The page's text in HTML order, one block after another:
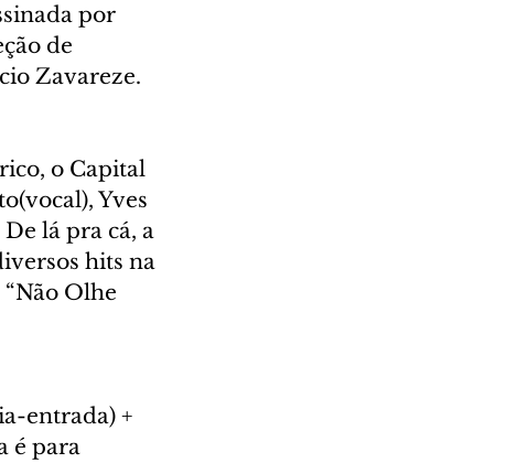
por
de
Zavareze.
o Capital
Yves
lá pra cá, a
hits na
“Não Olhe
entrada) +
é para